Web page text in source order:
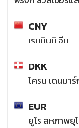
CNY
เรนมินบิ จีน
DKK
โครน เดนมาร์
EUR
ยูโร สหภาพยุ